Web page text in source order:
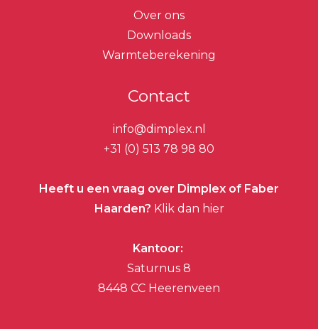
Over ons
Downloads
Warmteberekening
Contact
info@dimplex.nl
+31 (0) 513 78 98 80
Heeft u een vraag over Dimplex of Faber
Haarden? Klik dan hier
Kantoor:
Saturnus 8
8448 CC Heerenveen